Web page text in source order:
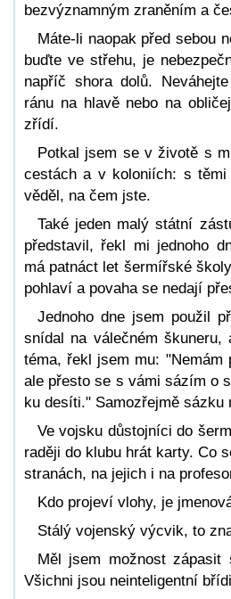
bezvýznamným zraněním a
Máte-li naopak před sebou
buďte ve střehu, je
napříč shora dolů.
ránu na hlavě nebo na
zřídí.
Potkal jsem se v životě s
cestách a v koloniích: s
věděl, na čem jste.
Také jeden malý státní
představil, řekl mi jednoho
má patnáct let šermířské
pohlaví a povaha se nedají
Jednoho dne jsem použil
snídal na válečném
téma, řekl jsem mu:
ale přesto se s vámi sázím o
ku desíti." Samozřejmě sázku
Ve vojsku důstojníci do
raději do klubu hrát karty. Co
stranách, na jejich i na
Kdo projeví vlohy, je
Stálý vojenský výcvik, to
Měl jsem možnost
Všichni jsou neinteligentní